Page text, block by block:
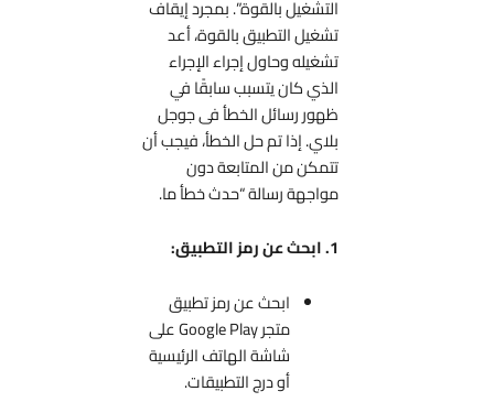
التشغيل بالقوة”. بمجرد إيقاف
تشغيل التطبيق بالقوة، أعد
تشغيله وحاول إجراء الإجراء
الذي كان يتسبب سابقًا في
ظهور رسائل الخطأ فى جوجل
بلاي. إذا تم حل الخطأ، فيجب أن
تتمكن من المتابعة دون
مواجهة رسالة “حدث خطأ ما.
ابحث عن رمز تطبيق
متجر Google Play على
شاشة الهاتف الرئيسية
أو درج التطبيقات.